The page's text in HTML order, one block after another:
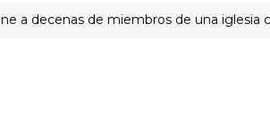
de miembros de una iglesia